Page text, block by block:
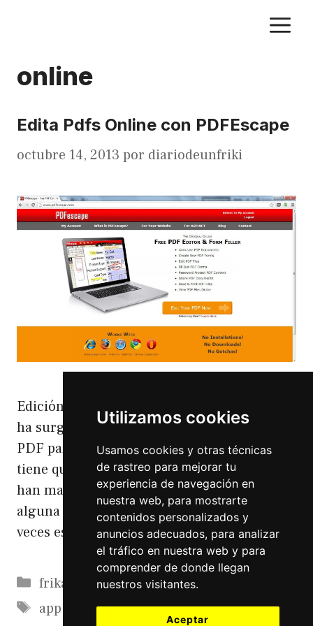
Utilizamos cookies
Usamos cookies y otras técnicas
de rastreo para mejorar tu
experiencia de navegación en
nuestra web, para mostrarte
contenidos personalizados y
anuncios adecuados, para analizar
el tráfico en nuestra web y para
comprender de donde llegan
nuestros visitantes.
Aceptar
online
Edita Pdfs Online con PDFEscape
octubre 14, 2013 por diariodeunfriki
Edición de ficheros PDF Online A quién no le
ha surgido una vez que tiene que editar un
PDF para una inscripción a un evento o que
tiene que rellenar un cuestionario que le
han mandado por correo para apuntarse a
alguna cosa. A mi esto me ha pasado varias
veces estos días, así que …Leer más
Categorías
frikadas
Etiquetas
app edición,navegador,online,pdfs,